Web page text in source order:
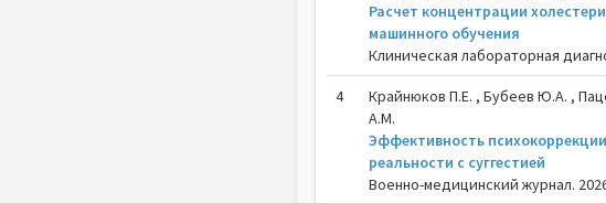
Расчет концентрации
машинного обучения
Клиническая лабораторная
4
Крайнюков П.Е. , Бубеев Ю.А. ,
А.М.
Эффективность
реальности с суггестией
Военно-медицинский журнал.